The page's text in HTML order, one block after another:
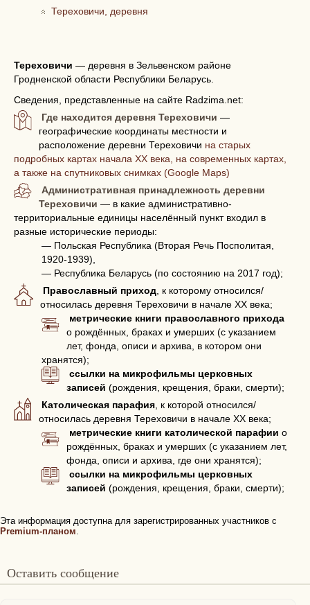
Тереховичи, деревня
Тереховичи — деревня в Зельвенском районе
Гродненской области Республики Беларусь.
Сведения, представленные на сайте Radzima.net:
Где находится деревня Тереховичи —
географические координаты местности и
расположение деревни Тереховичи на старых
подробных картах начала XX века, на современных картах,
а также на спутниковых снимках (Google Maps)
Административная принадлежность деревни
Тереховичи — в какие административно-
территориальные единицы населённый пункт входил в
разные исторические периоды:
— Польская Республика (Вторая Речь Посполитая,
1920-1939),
— Республика Беларусь (по состоянию на 2017 год);
Православный приход, к которому относился/
относилась деревня Тереховичи в начале XX века;
метрические книги православного прихода
о рождённых, браках и умерших (с указанием
лет, фонда, описи и архива, в котором они
хранятся);
ссылки на микрофильмы церковных
записей (рождения, крещения, браки, смерти);
Католическая парафия , к которой относился/
относилась деревня Тереховичи в начале XX века;
метрические книги католической парафии о
рождённых, браках и умерших (с указанием лет,
фонда, описи и архива, где они хранятся);
ссылки на микрофильмы церковных
записей (рождения, крещения, браки, смерти);
Эта информация доступна для зарегистрированных участников с
Premium-планом.
Оставить сообщение